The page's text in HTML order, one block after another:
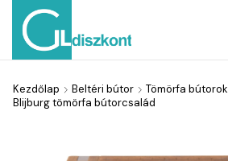
Kezdőlap Beltéri bútor
Tömörfa bútorok
Blijburg tömörfa bútorcsalád